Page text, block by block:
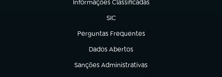
Informações Classificadas
(abre em nova aba)
SIC
(abre em nova aba)
Perguntas Frequentes
(abre em nova aba)
Dados Abertos
(abre em nova aba)
Sanções Administrativas
(abre em nova aba)